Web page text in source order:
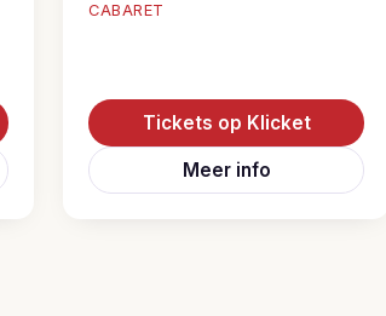
CABARET
Tickets op Klicket
Meer info